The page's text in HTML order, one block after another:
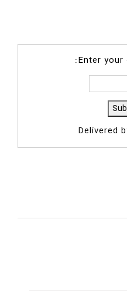
Enter your
Delivered